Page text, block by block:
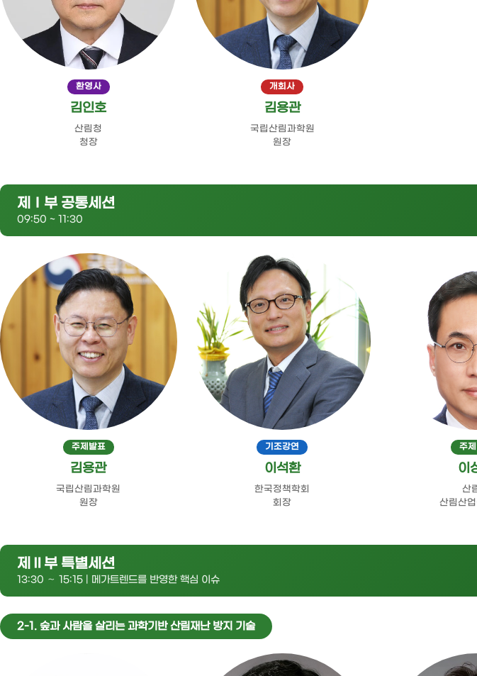
환영사
김인호
산림청
청장
개회사
김용관
국립산림과학원
원장
제Ⅰ부 공통세션
09:50 ~ 11:30
주제발표
김용관
국립산림과학원
원장
기조강연
이석환
한국정책학회
회장
주
이
산
산림산
제Ⅱ부 특별세션
13:30 ∼ 15:15 | 메가트렌드를 반영한 핵심 이슈
2-1. 숲과 사람을 살리는 과학기반 산림재난 방지 기술